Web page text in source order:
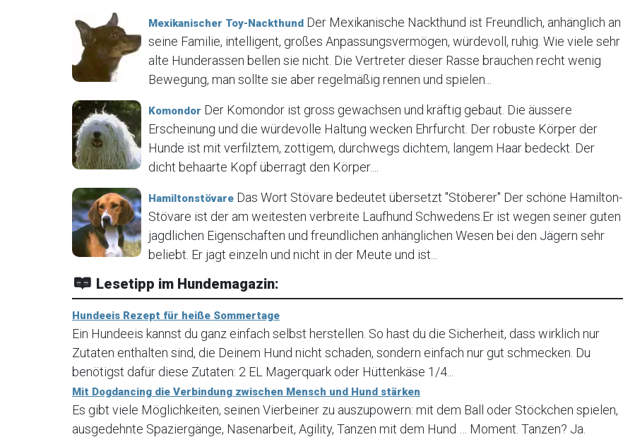
Mexikanischer Toy-Nackthund Der Mexikanische Nackthund ist Freundlich, anhänglich an
seine Familie, intelligent, großes Anpassungsvermögen, würdevoll, ruhig. Wie viele sehr
alte Hunderassen bellen sie nicht. Die Vertreter dieser Rasse brauchen recht wenig
Bewegung, man sollte sie aber regelmäßig rennen und spielen...
Komondor Der Komondor ist gross gewachsen und kräftig gebaut. Die äussere
Erscheinung und die würdevolle Haltung wecken Ehrfurcht. Der robuste Körper der
Hunde ist mit verfilztem, zottigem, durchwegs dichtem, langem Haar bedeckt. Der
dicht behaarte Kopf überragt den Körper....
Hamiltonstövare Das Wort Stövare bedeutet übersetzt "Stöberer" Der schöne Hamilton-
Stövare ist der am weitesten verbreite Laufhund Schwedens.Er ist wegen seiner guten
jagdlichen Eigenschaften und freundlichen anhänglichen Wesen bei den Jägern sehr
beliebt. Er jagt einzeln und nicht in der Meute und ist...
Lesetipp im Hundemagazin:
Hundeeis Rezept für heiße Sommertage
Ein Hundeeis kannst du ganz einfach selbst herstellen. So hast du die Sicherheit, dass wirklich nur
Zutaten enthalten sind, die Deinem Hund nicht schaden, sondern einfach nur gut schmecken. Du
benötigst dafür diese Zutaten: 2 EL Magerquark oder Hüttenkäse 1/4...
Mit Dogdancing die Verbindung zwischen Mensch und Hund stärken
Es gibt viele Möglichkeiten, seinen Vierbeiner zu auszupowern: mit dem Ball oder Stöckchen spielen,
ausgedehnte Spaziergänge, Nasenarbeit, Agility, Tanzen mit dem Hund … Moment. Tanzen? Ja.